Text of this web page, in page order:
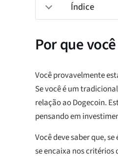
Índice
Por que
Você provavelmente
Se você é um
relação ao Dogecoin.
pensando em
Você deve saber que,
se encaixa nos